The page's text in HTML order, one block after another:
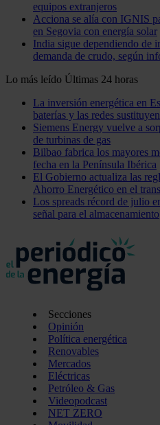
equipos extranjeros
Acciona se alía con IGNIS
en Segovia con energía solar
India sigue dependiendo de
demanda de crudo, según
Lo más leído Últimas 24 horas
La inversión energética en
baterías y las redes
Siemens Energy vuelve a
de turbinas de gas
Bilbao fabrica los mayores
fecha en la Península Ibérica
El Gobierno actualiza las
Ahorro Energético en el
Los spreads récord de julio
señal para el almacenamiento
Secciones
Opinión
Política energética
Renovables
Mercados
Eléctricas
Petróleo & Gas
Videopodcast
NET ZERO